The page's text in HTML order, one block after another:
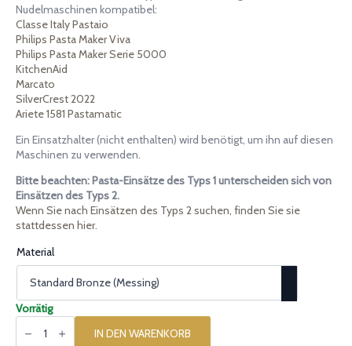
Nudelmaschinen kompatibel:
Classe Italy Pastaio
Philips Pasta Maker Viva
Philips Pasta Maker Serie 5000
KitchenAid
Marcato
SilverCrest 2022
Ariete 1581 Pastamatic
Ein Einsatzhalter (nicht enthalten) wird benötigt, um ihn auf diesen
Maschinen zu verwenden.
Bitte beachten: Pasta-Einsätze des Typs 1 unterscheiden sich von
Einsätzen des Typs 2.
Wenn Sie nach Einsätzen des Typs 2 suchen, finden Sie sie
stattdessen hier.
Material
Vorrätig
Pasta-
Einsatz IN DEN WARENKORB